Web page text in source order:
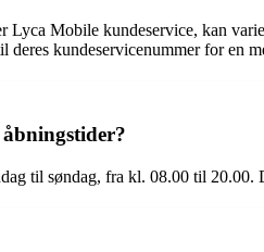
Lyca Mobile kundeservice, kan
deres kundeservicenummer for en
til søndag, fra kl. 08.00 til